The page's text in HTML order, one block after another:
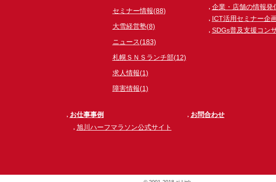
セミナー情報(88)
大雪経営塾(8)
ニュース(183)
札幌ＳＮＳランチ部(12)
求人情報(1)
障害情報(1)
企業・店舗の情報発
ICT活用セミナー企
SDGs普及支援コン
お仕事事例
旭川ハーフマラソン公式サイト
お問合わせ